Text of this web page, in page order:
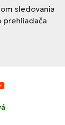
sledovania
prehliadača